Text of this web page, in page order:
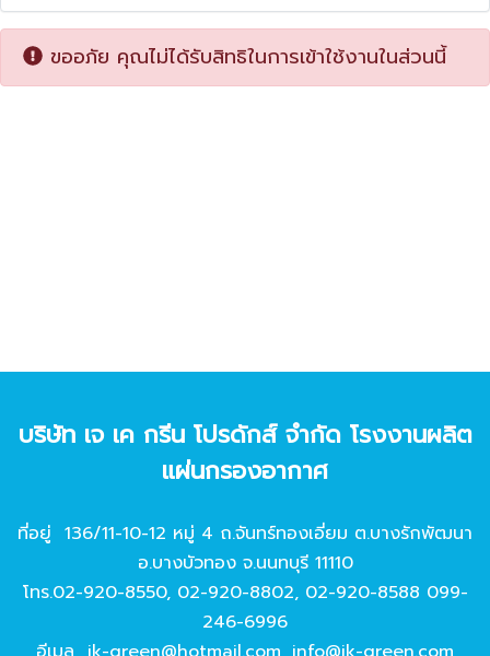
ขออภัย คุณไม่ได้รับสิทธิในการเข้าใช้งานในส่วนนี้
บริษัท เจ เค กรีน โปรดักส์ จํากัด โรงงานผลิต
แผ่นกรองอากาศ
ที่อยู่ 136/11-10-12 หมู่ 4 ถ.จันทร์ทองเอี่ยม ต.บางรักพัฒนา
อ.บางบัวทอง จ.นนทบุรี 11110
โทร.02-920-8550, 02-920-8802, 02-920-8588 099-
246-6996